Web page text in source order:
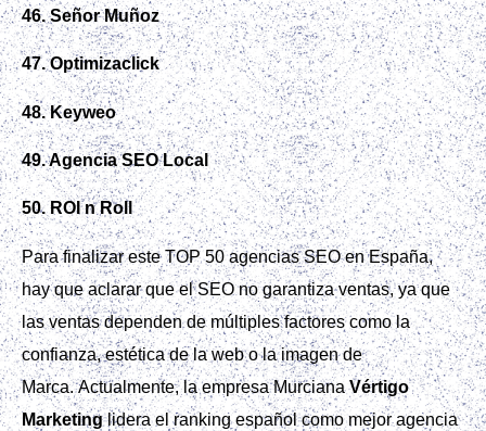
46. Señor Muñoz
47. Optimizaclick
48. Keyweo
49. Agencia SEO Local
50. ROI n Roll
Para finalizar este TOP 50 agencias SEO en España,
hay que aclarar que el SEO no garantiza ventas, ya que
las ventas dependen de múltiples factores como la
confianza, estética de la web o la imagen de
Marca. Actualmente, la empresa MurcianaVértigo
Marketinglidera el ranking español como mejor agencia